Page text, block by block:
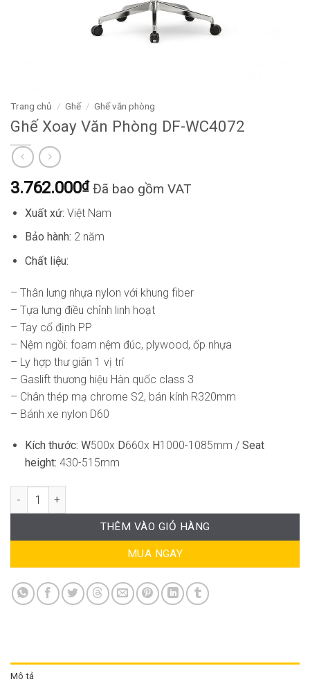
Trang chủ / Ghế / Ghế văn phòng
Ghế Xoay Văn Phòng DF-WC4072
3.762.000₫ Đã bao gồm VAT
Xuất xứ: Việt Nam
Bảo hành: 2 năm
Chất liệu:
– Thân lưng nhựa nylon với khung fiber
– Tựa lưng điều chỉnh linh hoạt
– Tay cố định PP
– Nệm ngồi: foam nệm đúc, plywood, ốp nhựa
– Ly hợp thư giãn 1 vị trí
– Gaslift thương hiệu Hàn quốc class 3
– Chân thép mạ chrome S2, bán kính R320mm
– Bánh xe nylon D60
Kích thước: W500x D660x H1000-1085mm /Seat
height: 430-515mm
Ghế Xoay Văn Phòng DF-WC4072 số lượng
THÊM VÀO GIỎ HÀNG
MUA NGAY
Mô tả